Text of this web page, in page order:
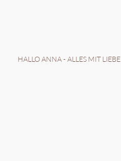
HALLO ANNA - ALLES MIT LIEBE